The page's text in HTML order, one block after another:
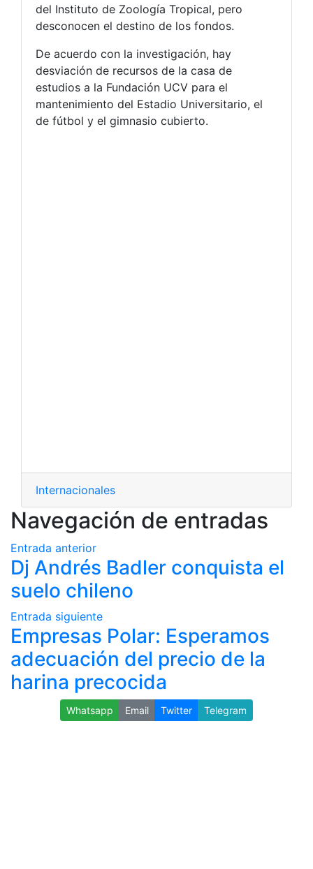
del Instituto de Zoología Tropical, pero
desconocen el destino de los fondos.
De acuerdo con la investigación, hay
desviación de recursos de la casa de
estudios a la Fundación UCV para el
mantenimiento del Estadio Universitario, el
de fútbol y el gimnasio cubierto.
Internacionales
Navegación de entradas
Entrada anterior
Dj Andrés Badler conquista el
suelo chileno
Entrada siguiente
Empresas Polar: Esperamos
adecuación del precio de la
harina precocida
Whatsapp Email Twitter Telegram